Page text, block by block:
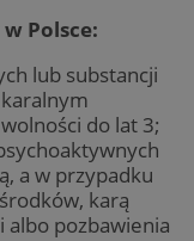
Polsce:
lub substancji
do lat 3;
a w przypadku
karą
albo pozbawienia